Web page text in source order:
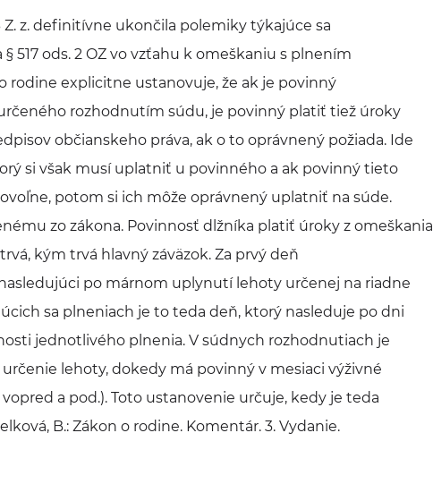
Z. z. definitívne ukončila polemiky týkajúce sa
517 ods. 2 OZ vo vzťahu k omeškaniu s plnením
rodine explicitne ustanovuje, že ak je povinný
rozhodnutím súdu, je povinný platiť tiež úroky
občianskeho práva, ak o to oprávnený požiada. Ide
si však musí uplatniť u povinného a ak povinný tieto
potom si ich môže oprávnený uplatniť na súde.
zo zákona. Povinnosť dlžníka platiť úroky z omeškania
kým trvá hlavný záväzok. Za prvý deň
po márnom uplynutí lehoty určenej na riadne
sa plneniach je to teda deň, ktorý nasleduje po dni
jednotlivého plnenia. V súdnych rozhodnutiach je
lehoty, dokedy má povinný v mesiaci výživné
a pod.). Toto ustanovenie určuje, kedy je teda
B.: Zákon o rodine. Komentár. 3. Vydanie.